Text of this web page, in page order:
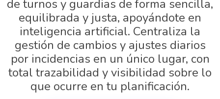
de turnos y guardias de forma sencilla,
equilibrada y justa, apoyándote en
inteligencia artificial. Centraliza la
gestión de cambios y ajustes diarios
por incidencias en un único lugar, con
total trazabilidad y visibilidad sobre lo
que ocurre en tu planificación.